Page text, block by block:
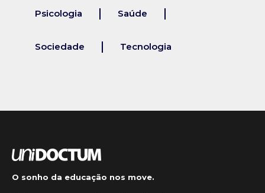
Psicologia Saúde
Sociedade Tecnologia
O sonho da educação nos move.